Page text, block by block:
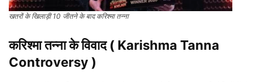
खतरों के खिलाड़ी 10 जीतने के बाद करिश्मा तन्ना
करिश्मा तन्नाके विवाद ( Karishma Tanna
Controversy )